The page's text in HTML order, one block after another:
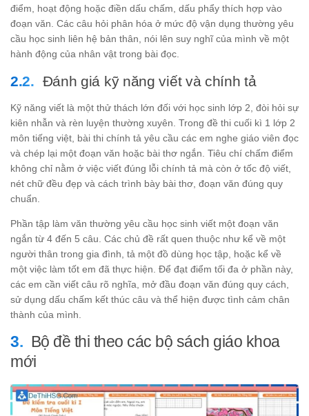
điểm, hoạt động hoặc điền dấu chấm, dấu phẩy thích hợp vào
đoạn văn. Các câu hỏi phân hóa ở mức độ vận dụng thường yêu
cầu học sinh liên hệ bản thân, nói lên suy nghĩ của mình về một
hành động của nhân vật trong bài đọc.
Đánh giá kỹ năng viết và chính tả
Kỹ năng viết là một thử thách lớn đối với học sinh lớp 2, đòi hỏi sự
kiên nhẫn và rèn luyện thường xuyên. Trong đề thi cuối kì 1 lớp 2
môn tiếng việt, bài thi chính tả yêu cầu các em nghe giáo viên đọc
và chép lại một đoạn văn hoặc bài thơ ngắn. Tiêu chí chấm điểm
không chỉ nằm ở việc viết đúng lỗi chính tả mà còn ở tốc độ viết,
nét chữ đều đẹp và cách trình bày bài thơ, đoạn văn đúng quy
chuẩn.
Phần tập làm văn thường yêu cầu học sinh viết một đoạn văn
ngắn từ 4 đến 5 câu. Các chủ đề rất quen thuộc như kể về một
người thân trong gia đình, tả một đồ dùng học tập, hoặc kể về
một việc làm tốt em đã thực hiện. Để đạt điểm tối đa ở phần này,
các em cần viết câu rõ nghĩa, mở đầu đoạn văn đúng quy cách,
sử dụng dấu chấm kết thúc câu và thể hiện được tình cảm chân
thành của mình.
Bộ đề thi theo các bộ sách giáo khoa
mới